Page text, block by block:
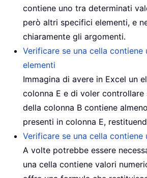
contiene uno tra determinati
però altri specifici elementi, e
chiaramente gli argomenti.
Verificare se una cella contiene
elementi
Immagina di avere in Excel un
colonna E e di voler controllare
della colonna B contiene
presenti in colonna E,
Verificare se una cella contiene
A volte potrebbe essere
una cella contiene valori